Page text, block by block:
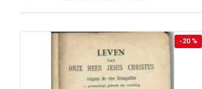
-20 %